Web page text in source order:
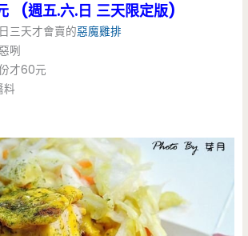
(週五.六.日 三天限定版)
三天才會賣的惡魔雞排
咧
才60元
料